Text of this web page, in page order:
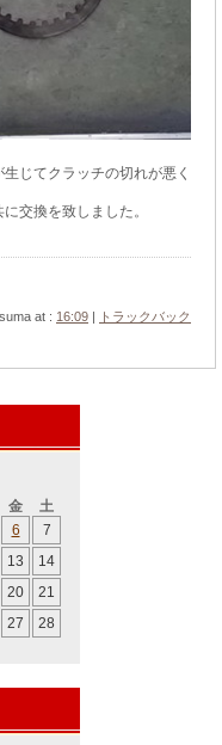
じてクラッチの切れが悪く
交換を致しました。
at : 16:09 |
トラックバック
金
土
6
7
13
14
20
21
27 28